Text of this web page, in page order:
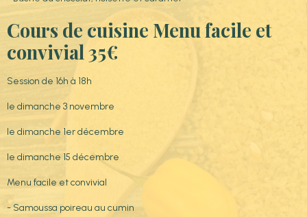
Cours de cuisine Menu facile et
convivial 35€
Session de 16h à 18h
le dimanche 3 novembre
le dimanche 1er décembre
le dimanche 15 décembre
Menu facile et convivial
- Samoussa poireau au cumin